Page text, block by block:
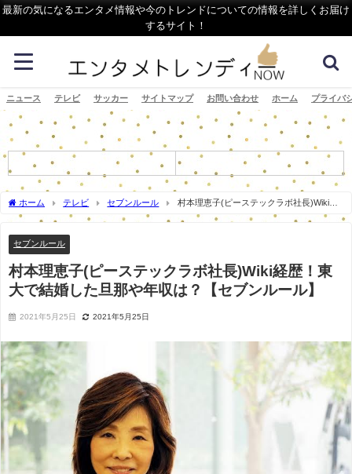
最新の気になるエンタメ情報や今のトレンドについての情報を詳しくお届け
するサイト！
ニュース テレビ サッカー サイトマップ お問い合わせ ホーム プライバ
ホーム テレビ セブンルール
村本理恵子(ピーステックラボ社長)Wiki経
歴！東大で結婚した旦那や年収は？【セブンルール】
セブンルール
村本理恵子(ピーステックラボ社長)Wiki経歴！東
大で結婚した旦那や年収は？【セブンルール】
2021年5月25日 2021年5月25日